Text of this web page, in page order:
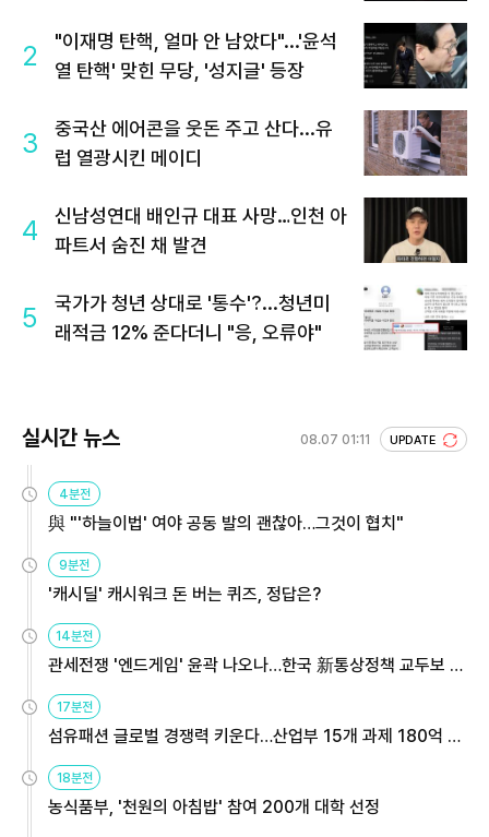
2
"이재명 탄핵, 얼마 안 남았다"...'윤석
열 탄핵' 맞힌 무당, '성지글' 등장
3
중국산 에어콘을 웃돈 주고 산다...유
럽 열광시킨 메이디
4
신남성연대 배인규 대표 사망…인천 아
파트서 숨진 채 발견
5
국가가 청년 상대로 '통수'?...청년미
래적금 12% 준다더니 "응, 오류야"
실시간 뉴스 08.07 01:11 UPDATE
4분전
與 "'하늘이법' 여야 공동 발의 괜찮아…그것이 협치"
9분전
'캐시딜' 캐시워크 돈 버는 퀴즈, 정답은?
14분전
관세전쟁 '엔드게임' 윤곽 나오나…한국 新통상정책 교두보 활
용해야
17분전
섬유패션 글로벌 경쟁력 키운다…산업부 15개 과제 180억 지
원
18분전
농식품부, '천원의 아침밥' 참여 200개 대학 선정